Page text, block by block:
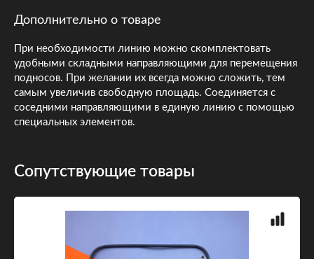
Дополнительно о товаре
При необходимости линию можно скомплектовать
удобными складными направляющими для перемещения
подносов. При желании их всегда можно сложить, тем
самым увеличив свободную площадь. Соединяется с
соседними направляющими в единую линию с помощью
специальных элементов.
Сопутствующие товары